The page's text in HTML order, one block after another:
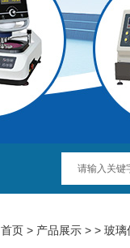
首页 > 产品展示 > > 玻璃